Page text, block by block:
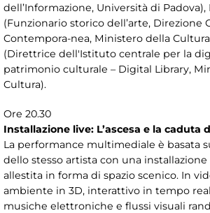
dell’Informazione, Università di
(Funzionario storico dell’arte, Direzione
Contempora-nea, Ministero della
(Direttrice dell'Istituto centrale per la
patrimonio culturale – Digital Library,
Cultura).
Ore 20.30
Installazione live: L’ascesa e la caduta
La performance multimediale è basata
dello stesso artista con una
allestita in forma di spazio scenico. In
ambiente in 3D, interattivo in tempo
musiche elettroniche e flussi visuali